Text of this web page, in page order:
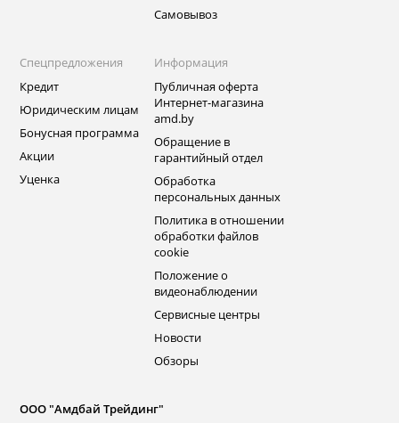
Самовывоз
Спецпредложения
Кредит
Юридическим лицам
Бонусная программа
Акции
Уценка
Информация
Публичная оферта
Интернет-магазина
amd.by
Обращение в
гарантийный отдел
Обработка
персональных данных
Политика в отношении
обработки файлов
cookie
Положение о
видеонаблюдении
Сервисные центры
Новости
Обзоры
ООО "Амдбай Трейдинг"